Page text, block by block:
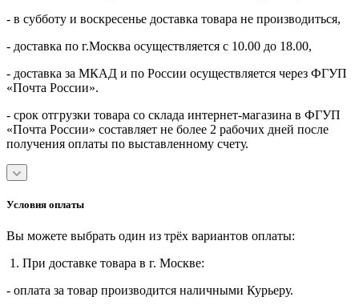
- в субботу и воскресенье доставка товара не производиться,
- доставка по г.Москва осуществляется с 10.00 до 18.00,
- доставка за МКАД и по России осуществляется через ФГУП
«Почта России».
- срок отгрузки товара со склада интернет-магазина в ФГУП
«Почта России» составляет не более 2 рабочих дней после
получения оплаты по выставленному счету.
Условия оплаты
Вы можете выбрать один из трёх вариантов оплаты:
1. При доставке товара в г. Москве:
- оплата за товар производится наличными Курьеру.